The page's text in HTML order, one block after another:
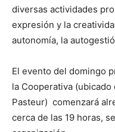
diversas actividades
expresión y la
autonomía, la
El evento del domingo
la Cooperativa (ubicado
Pasteur) comenzará
cerca de las 19 horas,